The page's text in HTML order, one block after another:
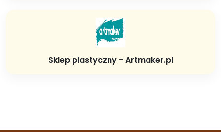
Sklep plastyczny - Artmaker.pl